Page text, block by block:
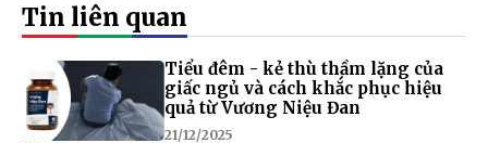
Tin liên quan
Tiểu đêm - kẻ thù thầm lặng của
giấc ngủ và cách khắc phục hiệu
quả từ Vương Niệu Đan
21/12/2025